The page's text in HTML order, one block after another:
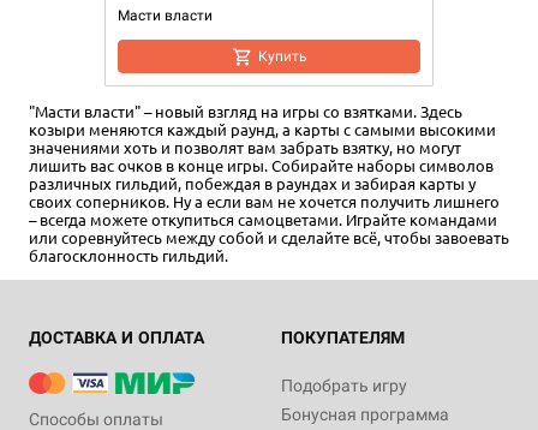
Масти власти
Купить
"Масти власти" – новый взгляд на игры со взятками. Здесь
козыри меняются каждый раунд, а карты с самыми высокими
значениями хоть и позволят вам забрать взятку, но могут
лишить вас очков в конце игры. Собирайте наборы символов
различных гильдий, побеждая в раундах и забирая карты у
своих соперников. Ну а если вам не хочется получить лишнего
– всегда можете откупиться самоцветами. Играйте командами
или соревнуйтесь между собой и сделайте всё, чтобы завоевать
благосклонность гильдий.
ДОСТАВКА И ОПЛАТА
Способы оплаты
ПОКУПАТЕЛЯМ
Подобрать игру
Бонусная программа